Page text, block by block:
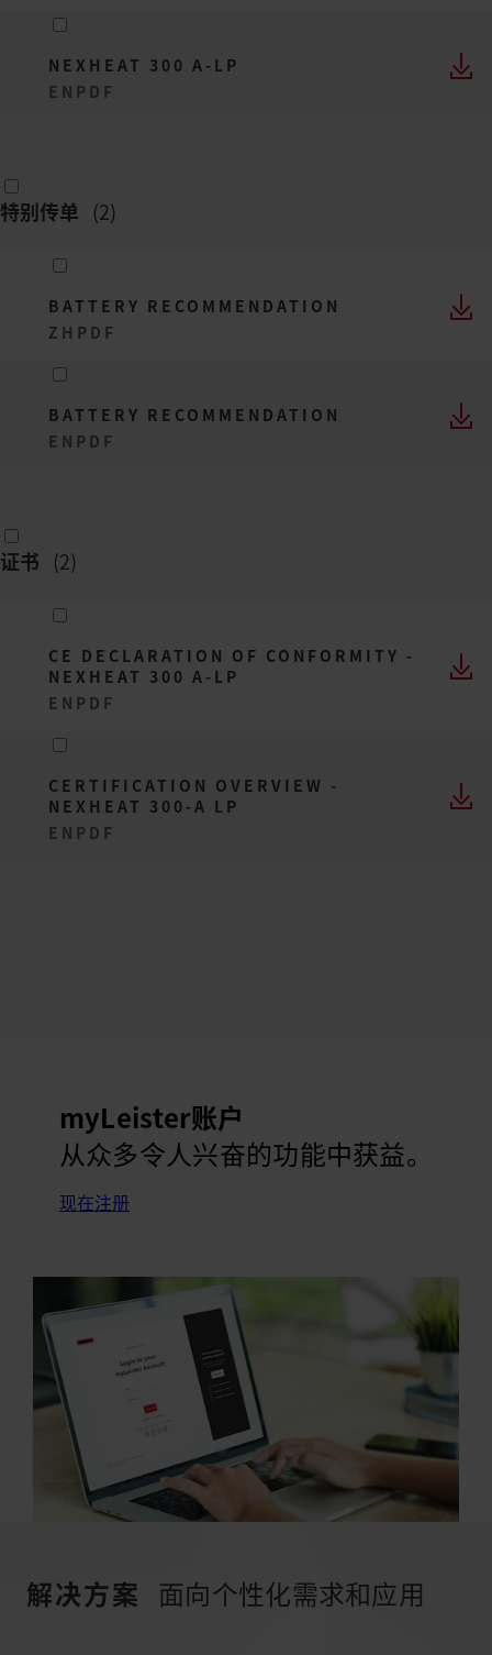
NEXHEAT 300 A-LP
EN PDF
特别传单 (2)
BATTERY RECOMMENDATION
ZH PDF
BATTERY RECOMMENDATION
EN PDF
证书 (2)
CE DECLARATION OF CONFORMITY -
NEXHEAT 300 A-LP
EN PDF
CERTIFICATION OVERVIEW -
NEXHEAT 300-A LP
EN PDF
myLeister账户
从众多令人兴奋的功能中获益。
现在注册
解决方案 面向个性化需求和应用